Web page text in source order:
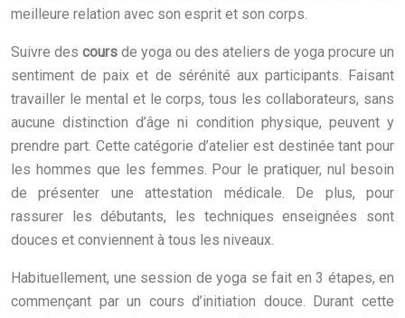
meilleure relation avec son esprit et son corps.
Suivre des cours de yoga ou des ateliers de yoga procure un
sentiment de paix et de sérénité aux participants. Faisant
travailler le mental et le corps, tous les collaborateurs, sans
aucune distinction d’âge ni condition physique, peuvent y
prendre part. Cette catégorie d’atelier est destinée tant pour
les hommes que les femmes. Pour le pratiquer, nul besoin
de présenter une attestation médicale. De plus, pour
rassurer les débutants, les techniques enseignées sont
douces et conviennent à tous les niveaux.
Habituellement, une session de yoga se fait en 3 étapes, en
commençant par un cours d’initiation douce. Durant cette